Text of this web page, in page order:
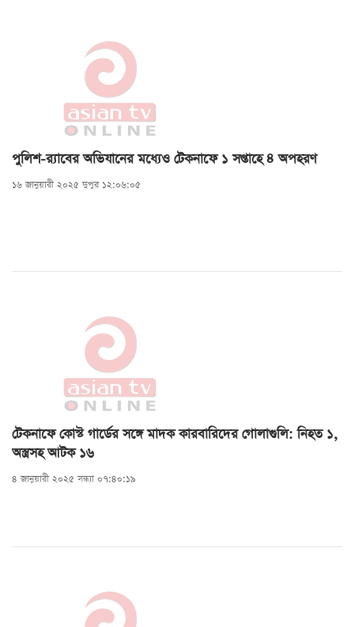
পুলিশ-র‍্যাবের অভিযানের মধ্যেও টেকনাফে ১ সপ্তাহে ৪ অপহরণ
১৬ জানুয়ারী ২০২৫ দুপুর ১২:০৬:০৫
টেকনাফে কোস্ট গার্ডের সঙ্গে মাদক কারবারিদের গোলাগুলি: নিহত ১,
অস্ত্রসহ আটক ১৬
৪ জানুয়ারী ২০২৫ সন্ধ্যা ০৭:৪০:১৯